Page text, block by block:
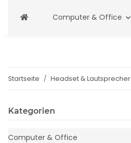
Computer & Office
Startseite Headset & Lautsprecher
Kategorien
Computer & Office